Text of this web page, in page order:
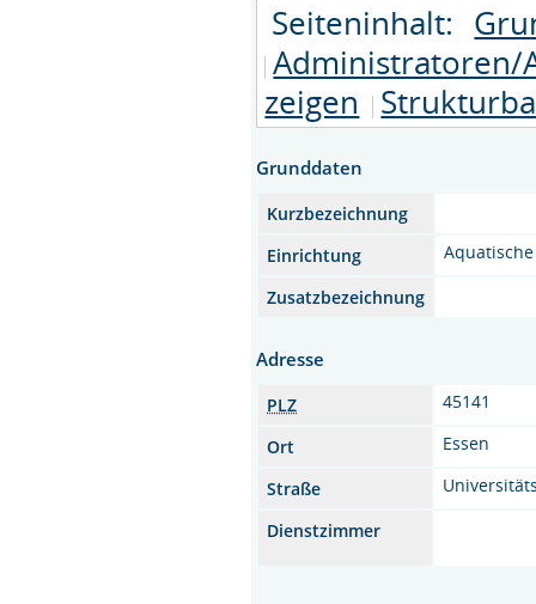
Seiteninhalt:
zeigen
Grunddaten
Kurzbezeichnung
Einrichtung
Zusatzbezeichnung
Adresse
PLZ
45141
Ort
Essen
Straße
Dienstzimmer